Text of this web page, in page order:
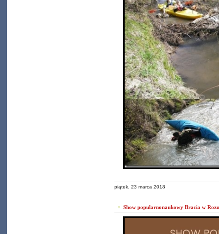
piątek, 23 marca 2018
Show popularnonaukowy Bracia w